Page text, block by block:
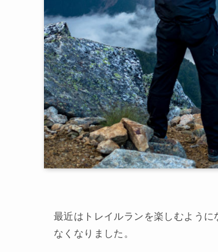
最近はトレイルランを楽しむよう
なくなりました。